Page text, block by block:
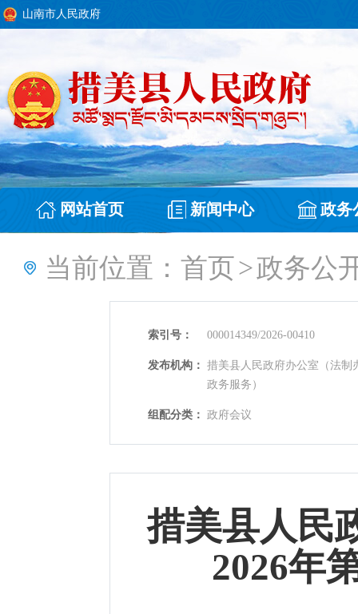
山南市人民政府
网站首页 新闻中心 政务
当前位置： 首页>政务公
索引号： 000014349/2026-00410
发布机构： 措美县人民政府办公室（法制
政务服务）
组配分类： 政府会议
措美县人民
2026年